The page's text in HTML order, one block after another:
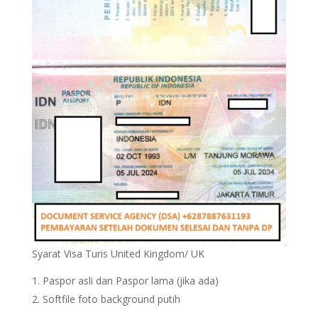
Syarat Visa Turis United Kingdom/ UK
Paspor asli dan Paspor lama (jika ada)
Softfile foto background putih